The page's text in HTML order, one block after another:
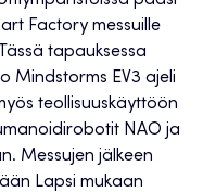
Factory messuille
tapauksessa
Mindstorms EV3 ajeli
teollisuuskäyttöön
NAO ja
Messujen jälkeen
Lapsi mukaan